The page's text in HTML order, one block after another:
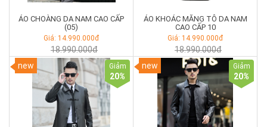
ÁO CHOÀNG DA NAM CAO CẤP
(05)
Giá: 14.990.000đ
18.990.000đ
ÁO KHOÁC MĂNG TÔ DA NAM
CAO CẤP 10
Giá: 14.990.000đ
18.990.000đ
new
Giảm
20%
new Giảm
20%